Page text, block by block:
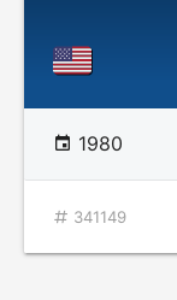
1980
341149